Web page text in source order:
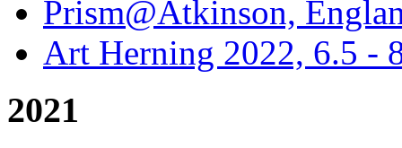
Prism@Atkinson,
Art Herning 2022, 6.5 -
2021